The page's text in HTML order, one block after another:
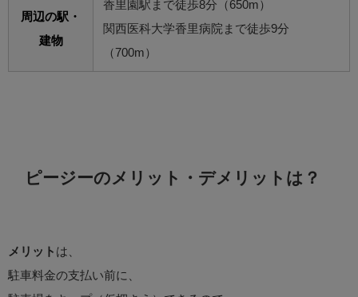
周辺の駅・
建物
香里園駅まで徒歩8分（650m）
関西医科大学香里病院まで徒歩9分
（700m）
ピージーのメリット・デメリットは？
メリット は、
駐車料金の支払い前に、